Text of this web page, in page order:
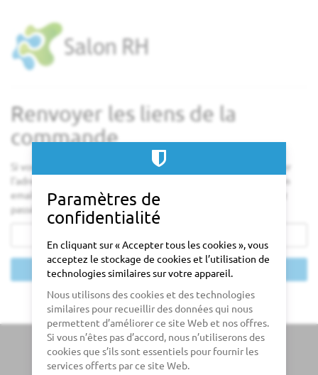
la page
principale
Renvoyer les liens de la
commande
Si vous avez perdu le lien vers votre commande, veuillez entrer
l'adresse e-mail que vous avez utilisée. Nous vous enverrons un
email avec des liens vers toutes les commandes que vous avez
passées en utilisant cette adresse email.
Envoyer le lien
Contact Politique de confidentialité
Paramétrage des cookies
Mentions légales
Vie privée propulsé par pretix
Paramètres de
confidentialité
En cliquant sur « Accepter tous les cookies », vous
acceptez le stockage de cookies et l’utilisation de
technologies similaires sur votre appareil.
Nous utilisons des cookies et des technologies
similaires pour recueillir des données qui nous
permettent d’améliorer ce site Web et nos offres.
Si vous n’êtes pas d’accord, nous n’utiliserons des
cookies que s’ils sont essentiels pour fournir les
services offerts par ce site Web.